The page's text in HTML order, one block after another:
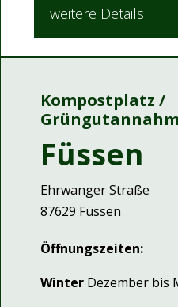
weitere Details
Kompostplatz /
Füssen
Ehrwanger Straße
87629 Füssen
Öffnungszeiten:
Winter Dezember bis